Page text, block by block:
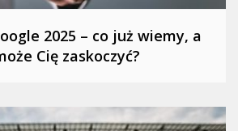
2025 – co już wiemy, a
Cię zaskoczyć?